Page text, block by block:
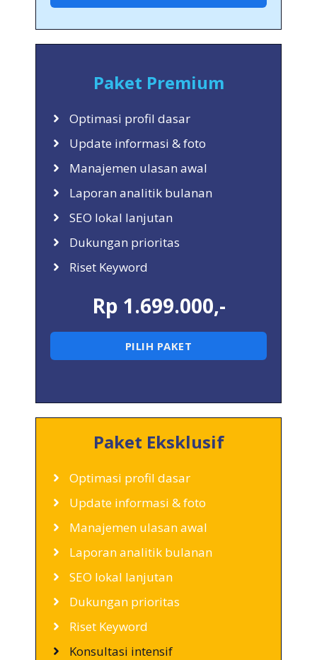
Paket Premium
Optimasi profil dasar
Update informasi & foto
Manajemen ulasan awal
Laporan analitik bulanan
SEO lokal lanjutan
Dukungan prioritas
Riset Keyword
Rp 1.699.000,-
PILIH PAKET
Paket Eksklusif
Optimasi profil dasar
Update informasi & foto
Manajemen ulasan awal
Laporan analitik bulanan
SEO lokal lanjutan
Dukungan prioritas
Riset Keyword
Konsultasi intensif